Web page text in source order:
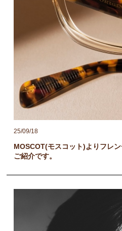
25/09/18
MOSCOT(モスコット)よりフレ
ご紹介です。